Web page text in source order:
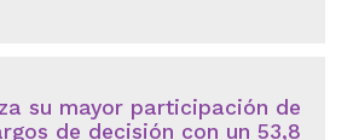
su mayor participación de
de decisión con un 53,8